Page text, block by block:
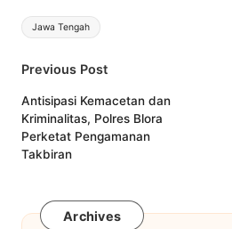
Tags:
Jawa Tengah
Post
navigation
Previous Post
Antisipasi Kemacetan dan
Kriminalitas, Polres Blora
Perketat Pengamanan
Takbiran
Archives